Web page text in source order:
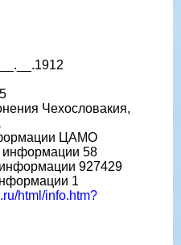
Чехословакия,
ЦАМО
информации 58
927429
1
html/info.htm?